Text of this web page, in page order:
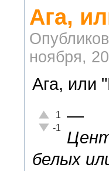
Ага,
ноября,
Ага, или
Отлично!
1
Неадекватно!
-1
—
белых